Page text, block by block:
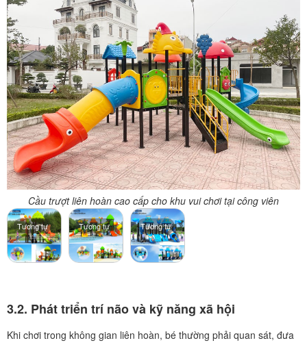
Cầu trượt liên hoàn cao cấp cho khu vui chơi tại công viên
Tương tự Tương tự Tương tự
3.2. Phát triển trí não và kỹ năng xã hội
Khi chơi trong không gian liên hoàn, bé thường phải quan sát, đưa